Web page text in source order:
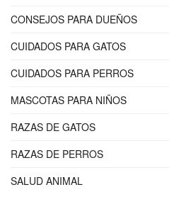
CONSEJOS PARA DUEÑOS
CUIDADOS PARA GATOS
CUIDADOS PARA PERROS
MASCOTAS PARA NIÑOS
RAZAS DE GATOS
RAZAS DE PERROS
SALUD ANIMAL